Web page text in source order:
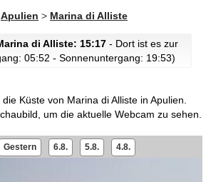
Apulien > Marina di Alliste
di Alliste: 15:17 - Dort ist es zur
05:52 - Sonnenuntergang: 19:53)
Küste von Marina di Alliste in Apulien.
um die aktuelle Webcam zu sehen.
Gestern 6.8. 5.8. 4.8.